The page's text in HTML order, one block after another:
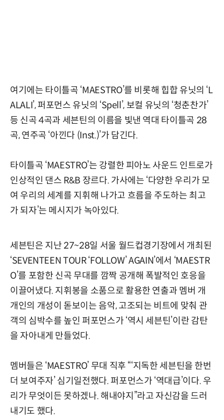
여기에는 타이틀곡 ‘MAESTRO’를 비롯해 힙합 유닛의 ‘L
ALALI’, 퍼포먼스 유닛의 ‘Spell’, 보컬 유닛의 ‘청춘찬가’
등 신곡 4곡과 세븐틴의 이름을 빛낸 역대 타이틀곡 28
곡, 연주곡 ‘아낀다 (Inst.)’가 담긴다.
타이틀곡 ‘MAESTRO’는 강렬한 피아노 사운드 인트로가
인상적인 댄스 R&B 장르다. 가사에는 ‘다양한 우리가 모
여 우리의 세계를 지휘해 나가고 흐름을 주도하는 최고
가 되자’는 메시지가 녹아있다.
세븐틴은 지난 27~28일 서울 월드컵경기장에서 개최된
‘SEVENTEEN TOUR ‘FOLLOW’ AGAIN’에서 ‘MAESTR
O’를 포함한 신곡 무대를 깜짝 공개해 폭발적인 호응을
이끌어냈다. 지휘봉을 소품으로 활용한 연출과 멤버 개
개인의 개성이 돋보이는 음악, 고조되는 비트에 맞춰 관
객의 심박수를 높인 퍼포먼스가 ‘역시 세븐틴’이란 감탄
을 자아내게 만들었다.
멤버들은 ‘MAESTRO’ 무대 직후 “‘지독한 세븐틴을 한번
더 보여주자’ 심기일전했다. 퍼포먼스가 ‘역대급’이다. 우
리가 무엇이든 못하겠나. 해내야지”라고 자신감을 드러
내기도 했다.